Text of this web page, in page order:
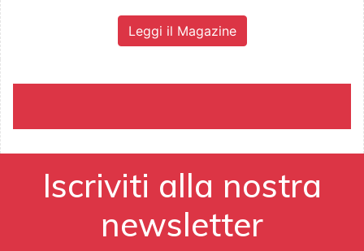
Leggi il Magazine
Iscriviti alla nostra
newsletter